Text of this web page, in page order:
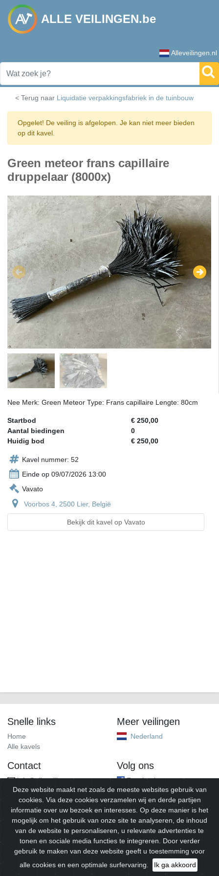
ALLE VEILINGEN.be
Alleveilingen.nl
< Terug naar Liquidatie verpakkingsfabriek in de tuinbouw
Opgelet! De veiling is afgelopen. Je kan niet meer bieden
op dit kavel.
Green meteor frans capillaire
druppelaar (8000x)
Nee Merk: Green Meteor Type: Frans capillaire Lengte: 80cm
Startbod
€ 250,00
Aantal biedingen
0
Huidig bod
€ 250,00
Kavel nummer: 52
Einde op 09/07/2026 13:00
Vavato
Voorbos 4, 2500 Lier, België
Bekijk dit kavel op Vavato
Snelle links
Home
Alle kavels
Meer veilingen
Nederland
Contact
info@alleveilingen.net
Volg ons
Facebook
© 2026Alleveilingen.Alle rechten voorbehouden.
Deze website maakt net zoals de meeste websites gebruik van
cookies. Via deze cookies verzamelen wij en derde partijen
informatie over uw bezoek en interesses. Op deze manier is het
mogelijk om het gebruik van onze site te analyseren, de inhoud
van de website te personaliseren, u relevante advertenties te
tonen en sociale media functies te integreren. Door verder
gebruik te maken van deze website geeft u toestemming voor
alle cookies en een optimale surfervaring.
Ik ga akkoord